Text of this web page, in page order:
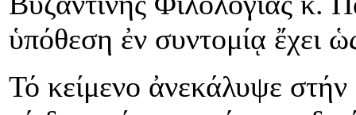
ὑπόθεση ἐν συντομίᾳ ἔχει
Τό κείμενο ἀνεκάλυψε